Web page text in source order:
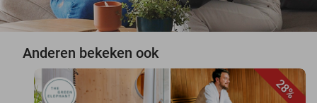
Anderen bekeken ook
28%